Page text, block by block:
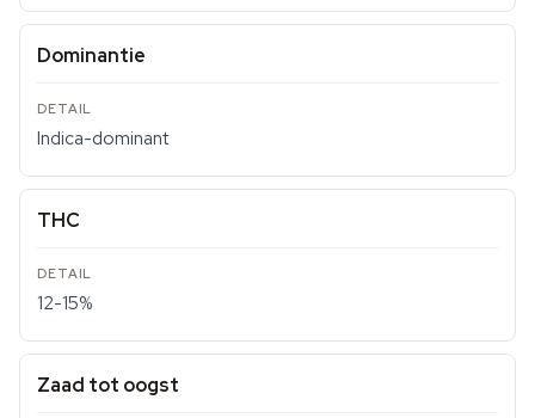
Dominantie
Indica-dominant
THC
12-15%
Zaad tot oogst